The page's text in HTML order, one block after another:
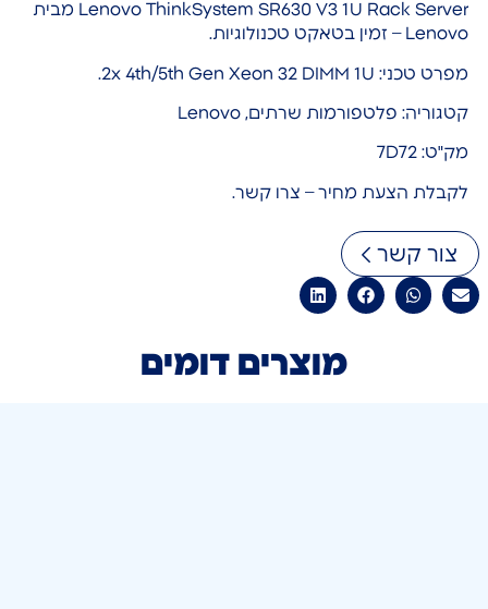
Lenovo ThinkSystem SR630 V3 1U Rack Server מבית
Lenovo – זמין בטאקט טכנולוגיות.
מפרט טכני: 2x 4th/5th Gen Xeon 32 DIMM 1U.
קטגוריה: פלטפורמות שרתים, Lenovo
מק"ט: 7D72
לקבלת הצעת מחיר – צרו קשר.
צור קשר
מוצרים דומים